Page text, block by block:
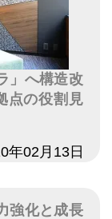
」へ構造改
点の役割見
年02月13日
強化と成長